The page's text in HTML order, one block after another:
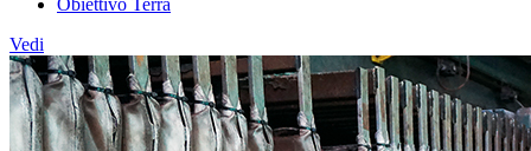
Obiettivo Terra
Vedi